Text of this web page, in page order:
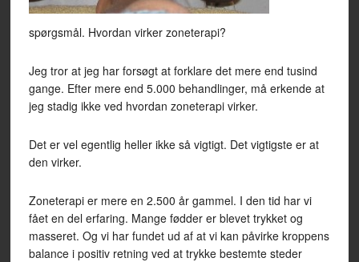
spørgsmål. Hvordan virker zoneterapi?
Jeg tror at jeg har forsøgt at forklare det mere end tusind
gange. Efter mere end 5.000 behandlinger, må erkende at
jeg stadig ikke ved hvordan zoneterapi virker.
Det er vel egentlig heller ikke så vigtigt. Det vigtigste er at
den virker.
Zoneterapi er mere en 2.500 år gammel. I den tid har vi
fået en del erfaring. Mange fødder er blevet trykket og
masseret. Og vi har fundet ud af at vi kan påvirke kroppens
balance i positiv retning ved at trykke bestemte steder